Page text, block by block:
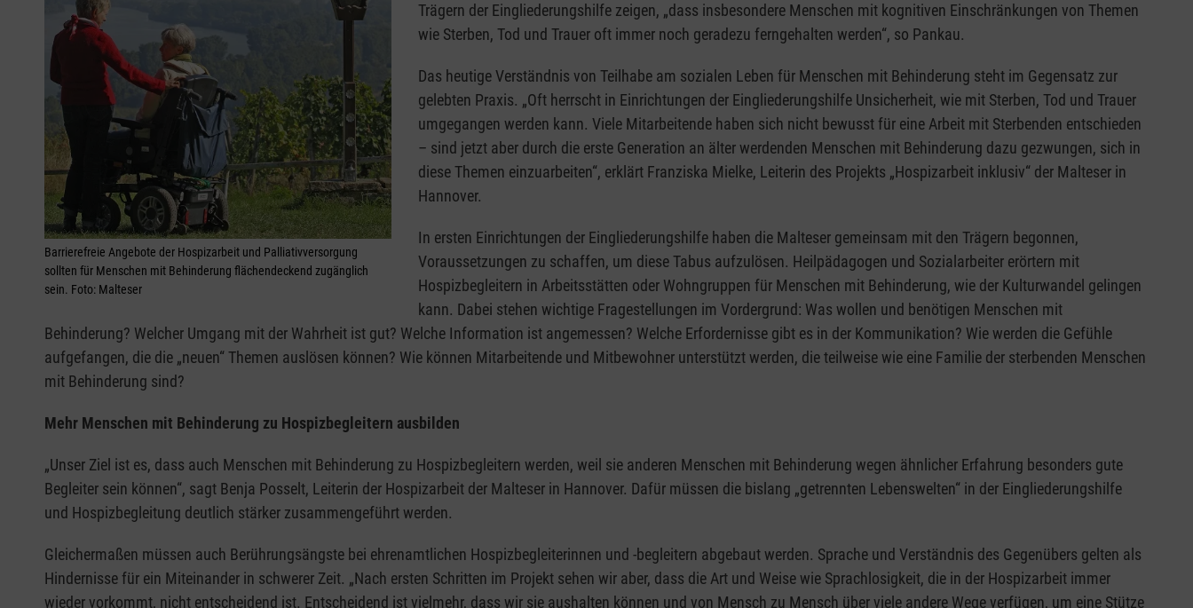
Barrierefreie Angebote der Hospizarbeit und Palliativversorgung
sollten für Menschen mit Behinderung flächendeckend zugänglich
sein. Foto: Malteser
Trägern der Eingliederungshilfe zeigen, „dass insbesondere Menschen mit kognitiven Einschränkungen von Themen
wie Sterben, Tod und Trauer oft immer noch geradezu ferngehalten werden“, so Pankau.
Das heutige Verständnis von Teilhabe am sozialen Leben für Menschen mit Behinderung steht im Gegensatz zur
gelebten Praxis. „Oft herrscht in Einrichtungen der Eingliederungshilfe Unsicherheit, wie mit Sterben, Tod und Trauer
umgegangen werden kann. Viele Mitarbeitende haben sich nicht bewusst für eine Arbeit mit Sterbenden entschieden
– sind jetzt aber durch die erste Generation an älter werdenden Menschen mit Behinderung dazu gezwungen, sich in
diese Themen einzuarbeiten“, erklärt Franziska Mielke, Leiterin des Projekts „Hospizarbeit inklusiv“ der Malteser in
Hannover.
In ersten Einrichtungen der Eingliederungshilfe haben die Malteser gemeinsam mit den Trägern begonnen,
Voraussetzungen zu schaffen, um diese Tabus aufzulösen. Heilpädagogen und Sozialarbeiter erörtern mit
Hospizbegleitern in Arbeitsstätten oder Wohngruppen für Menschen mit Behinderung, wie der Kulturwandel gelingen
kann. Dabei stehen wichtige Fragestellungen im Vordergrund: Was wollen und benötigen Menschen mit
Behinderung? Welcher Umgang mit der Wahrheit ist gut? Welche Information ist angemessen? Welche Erfordernisse gibt es in der Kommunikation? Wie werden die Gefühle
aufgefangen, die die „neuen“ Themen auslösen können? Wie können Mitarbeitende und Mitbewohner unterstützt werden, die teilweise wie eine Familie der sterbenden Menschen
mit Behinderung sind?
Mehr Menschen mit Behinderung zu Hospizbegleitern ausbilden
„Unser Ziel ist es, dass auch Menschen mit Behinderung zu Hospizbegleitern werden, weil sie anderen Menschen mit Behinderung wegen ähnlicher Erfahrung besonders gute
Begleiter sein können“, sagt Benja Posselt, Leiterin der Hospizarbeit der Malteser in Hannover. Dafür müssen die bislang „getrennten Lebenswelten“ in der Eingliederungshilfe
und Hospizbegleitung deutlich stärker zusammengeführt werden.
Gleichermaßen müssen auch Berührungsängste bei ehrenamtlichen Hospizbegleiterinnen und -begleitern abgebaut werden. Sprache und Verständnis des Gegenübers gelten als
Hindernisse für ein Miteinander in schwerer Zeit. „Nach ersten Schritten im Projekt sehen wir aber, dass die Art und Weise wie Sprachlosigkeit, die in der Hospizarbeit immer
wieder vorkommt, nicht entscheidend ist. Entscheidend ist vielmehr, dass wir sie aushalten können und von Mensch zu Mensch über viele andere Wege verfügen, um eine Stütze